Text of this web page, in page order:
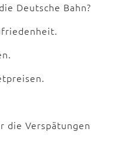
Deutsche Bahn?
die Verspätungen